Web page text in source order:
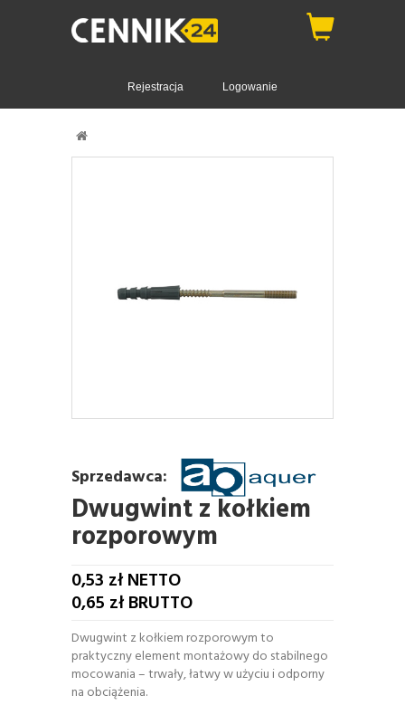
Rejestracja Logowanie
Sprzedawca:
Dwugwint z kołkiem
rozporowym
0,53 zł NETTO
0,65 zł BRUTTO
Dwugwint z kołkiem rozporowym to
praktyczny element montażowy do stabilnego
mocowania – trwały, łatwy w użyciu i odporny
na obciążenia.